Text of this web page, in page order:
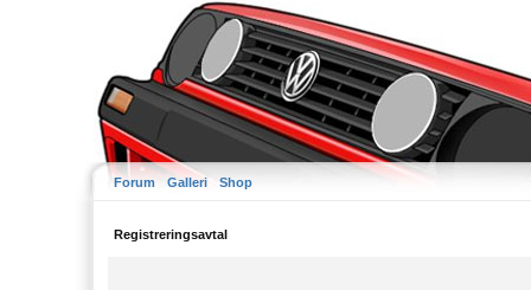
Forum Galleri Shop
Registreringsavtal